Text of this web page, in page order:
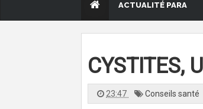
ACTUALITÉ PARA
CYSTITES,
23:47 Conseils santé